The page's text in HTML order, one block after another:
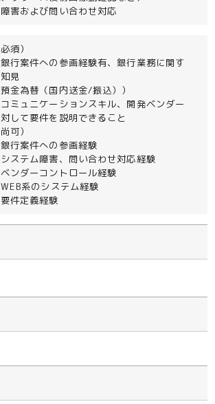
障害および問い合わせ対応
必須）
銀行案件への参画経験有、銀行業務に関す
見
預金為替（国内送金/振込））
コミュニケーションスキル、開発ベンダー
して要件を説明できること
尚可）
銀行案件への参画経験
システム障害、問い合わせ対応経験
ベンダーコントロール経験
WEB系のシステム経験
要件定義経験